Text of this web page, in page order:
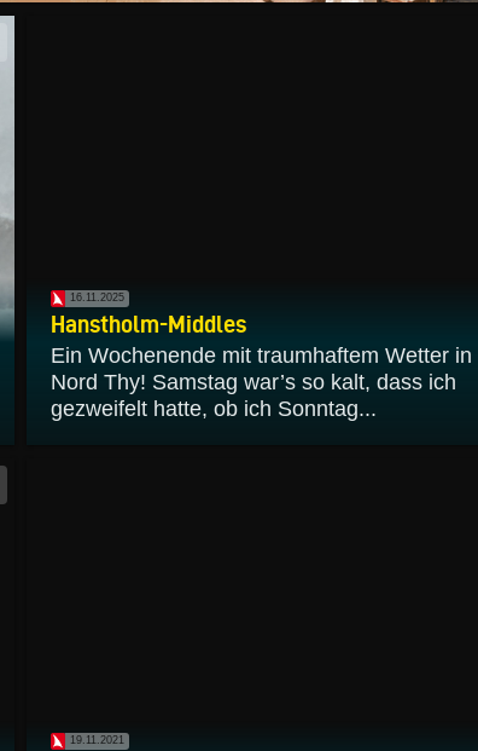
16.11.2025
Hanstholm-Middles
Ein Wochenende mit traumhaftem Wetter in
Nord Thy! Samstag war’s so kalt, dass ich
gezweifelt hatte, ob ich Sonntag...
19.11.2021